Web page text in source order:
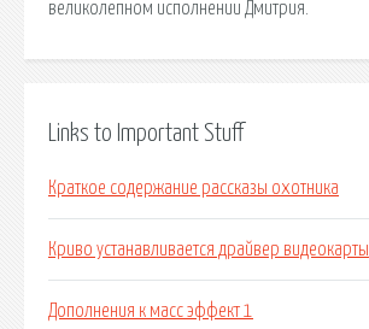
великолепном исполнении Дмитрия.
Links to Important Stuff
Краткое содержание рассказы охотника
Криво устанавливается драйвер видеокарты
Дополнения к масс эффект 1